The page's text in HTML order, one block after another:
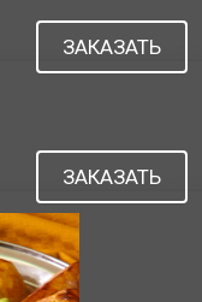
ЗАКАЗАТЬ
ЗАКАЗАТЬ